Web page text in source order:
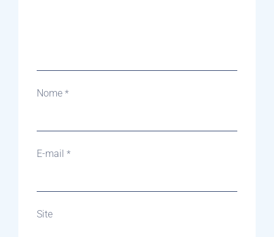
Nome *
E-mail *
Site